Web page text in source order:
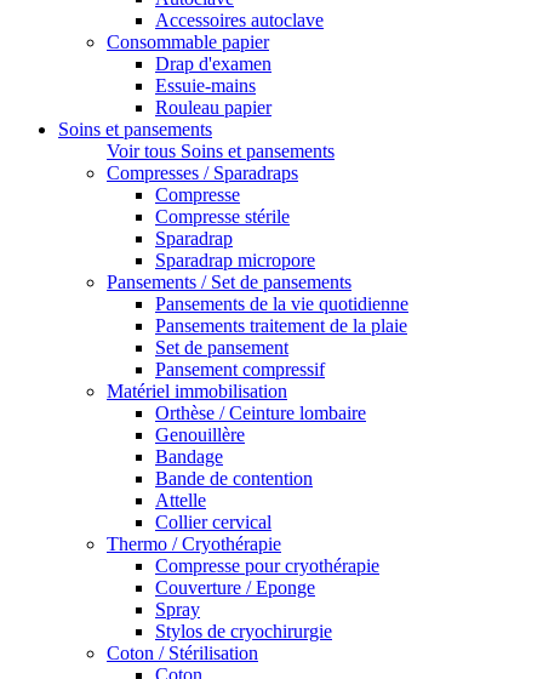
Accessoires autoclave
Consommable papier
Drap d'examen
Essuie-mains
Rouleau papier
Soins et pansements
Voir tous Soins et pansements
Compresses / Sparadraps
Compresse
Compresse stérile
Sparadrap
Sparadrap micropore
Pansements / Set de pansements
Pansements de la vie quotidienne
Pansements traitement de la plaie
Set de pansement
Pansement compressif
Matériel immobilisation
Orthèse / Ceinture lombaire
Genouillère
Bandage
Bande de contention
Attelle
Collier cervical
Thermo / Cryothérapie
Compresse pour cryothérapie
Couverture / Eponge
Spray
Stylos de cryochirurgie
Coton / Stérilisation
Coton